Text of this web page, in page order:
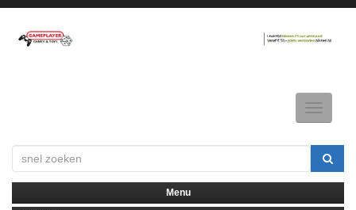
Toggle
Menu